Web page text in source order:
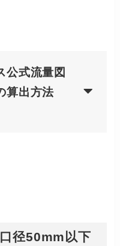
公式流量図
算出方法
径50mm以下